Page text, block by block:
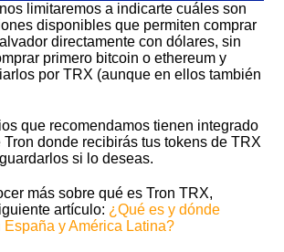
limitaremos a indicarte cuáles son
disponibles que permiten comprar
directamente con dólares, sin
primero bitcoin o ethereum y
por TRX (aunque en ellos también
que recomendamos tienen integrado
Tron donde recibirás tus tokens de TRX
si lo deseas.
más sobre qué es Tron TRX,
artículo: ¿Qué es y dónde
España y América Latina?